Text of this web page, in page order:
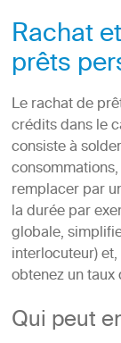
Rachat
prêts
Le rachat de
crédits dans le
consiste à
remplacer par
la durée par
globale,
interlocuteur)
obtenez un taux
Qui peut